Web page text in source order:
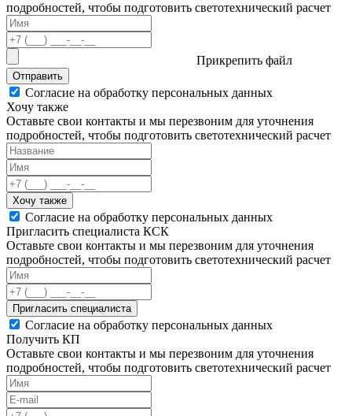
подробностей, чтобы подготовить светотехнический расчет
Прикрепить файл
Отправить
Согласие на обработку персональных данных
Хочу также
Оставьте свои контакты и мы перезвоним для уточнения
подробностей, чтобы подготовить светотехнический расчет
Хочу также
Согласие на обработку персональных данных
Пригласить специалиста КСК
Оставьте свои контакты и мы перезвоним для уточнения
подробностей, чтобы подготовить светотехнический расчет
Пригласить специалиста
Согласие на обработку персональных данных
Получить КП
Оставьте свои контакты и мы перезвоним для уточнения
подробностей, чтобы подготовить светотехнический расчет